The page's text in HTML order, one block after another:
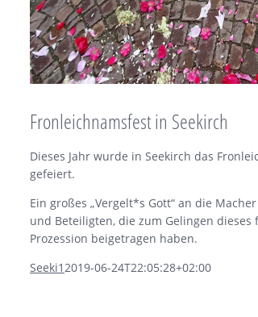
Fronleichnamsfest in Seekirch
Dieses Jahr wurde in Seekirch das
gefeiert.
Ein großes „Vergelt*s Gott“ an die
und Beteiligten, die zum Gelingen
Prozession beigetragen haben.
Seeki1 2019-06-24T22:05:28+02:00